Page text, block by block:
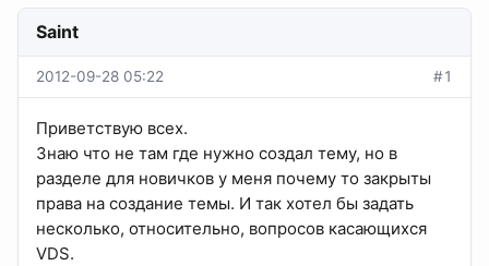
Saint
2012-09-28 05:22 #1
Приветствую всех.
Знаю что не там где нужно создал тему, но в
разделе для новичков у меня почему то закрыты
права на создание темы. И так хотел бы задать
несколько, относительно, вопросов касающихся
VDS.